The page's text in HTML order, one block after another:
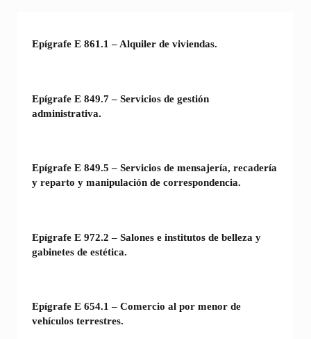
Epígrafe E 861.1 – Alquiler de viviendas.
Epígrafe E 849.7 – Servicios de gestión
administrativa.
Epígrafe E 849.5 – Servicios de mensajería, recadería
y reparto y manipulación de correspondencia.
Epígrafe E 972.2 – Salones e institutos de belleza y
gabinetes de estética.
Epígrafe E 654.1 – Comercio al por menor de
vehículos terrestres.